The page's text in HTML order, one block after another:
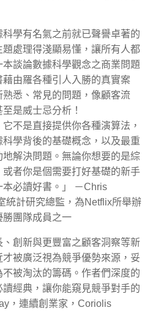
科學有名氣之前就已聲譽卓著的
處理得淺顯易懂，讓所有人都
談論數據科學觀念之商業問題
由羅各種引人入勝的真實案
熟悉、常見的問題，像顧客流
是威士忌分析！
不是直接提供你各種演算法，
學背後的基礎概念，以及最重
解決問題。無論你想要的是綜
者你是個需要打好基礎的新手
必讀好書。」 －Chris
統計研究總監，為Netflix所舉辦
勝團隊成員之一
、創新與更豐富之顧客洞察等新
被廣泛視為競爭優勢來源，妥
被淘汰的籌碼。作者們深度的
經典，讓你能窺見競爭對手的
，連續創業家，Coriolis